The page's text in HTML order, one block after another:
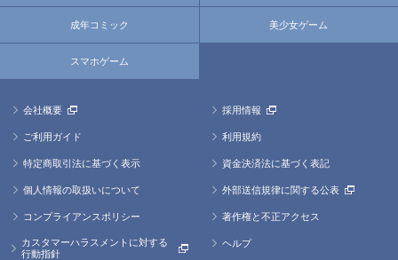
成年コミック 美少女ゲーム
スマホゲーム
会社概要 採用情報
ご利用ガイド 利用規約
特定商取引法に基づく表示 資金決済法に基づく表記
個人情報の取扱いについて 外部送信規律に関する公表
コンプライアンスポリシー 著作権と不正アクセス
カスタマーハラスメントに対する
行動指針
ヘルプ